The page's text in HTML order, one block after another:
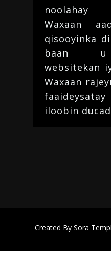
noolahay
Waxaan
qisooyinka
baan u
websitekan
Waxaan
faaideysatay
iloobin
Created BySora